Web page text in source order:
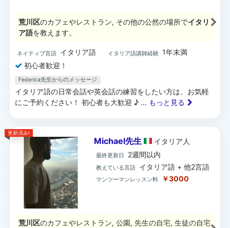
荒川区のカフェやレストラン, その他の公然の場所でイタリ
ア語を教えます。
ネイティブ言語 イタリア語 イタリア語講師経験 1年未満
初心者歓迎！
Federica先生からのメッセージ
イタリア語の日常会話や英会話の練習をしたい方は、お気軽
にご予約ください！ 初心者も大歓迎 ♪ ... もっと見る
更新済み!
Michael先生 イタリア 人
最終更新日 2週間以内
教えている言語 イタリア語 + 他2言語
マンツーマンレッスン料 ￥3000
荒川区のカフェやレストラン, 公園, 先生の自宅, 生徒の自宅